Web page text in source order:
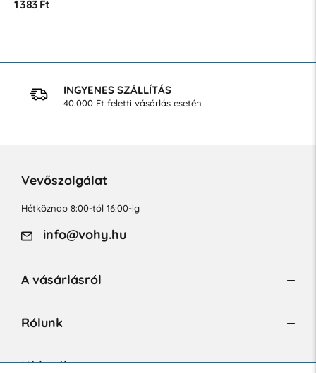
1 383 Ft
INGYENES SZÁLLÍTÁS
40.000 Ft feletti vásárlás esetén
Vevőszolgálat
Hétköznap 8:00-tól 16:00-ig
info@vohy.hu
A vásárlásról
Rólunk
Hírlevél